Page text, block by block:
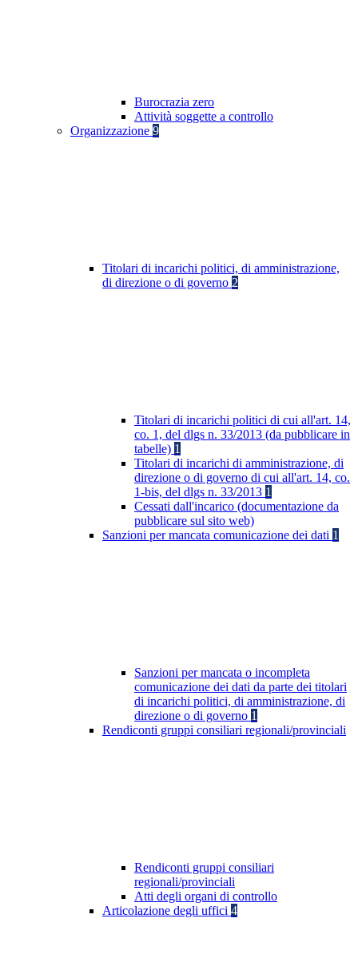
Burocrazia zero
Attività soggette a controllo
Organizzazione 9
Titolari di incarichi politici, di amministrazione,
di direzione o di governo 2
Titolari di incarichi politici di cui all'art. 14,
co. 1, del dlgs n. 33/2013 (da pubblicare in
tabelle) 1
Titolari di incarichi di amministrazione, di
direzione o di governo di cui all'art. 14, co.
1-bis, del dlgs n. 33/2013 1
Cessati dall'incarico (documentazione da
pubblicare sul sito web)
Sanzioni per mancata comunicazione dei dati 1
Sanzioni per mancata o incompleta
comunicazione dei dati da parte dei titolari
di incarichi politici, di amministrazione, di
direzione o di governo 1
Rendiconti gruppi consiliari regionali/provinciali
Rendiconti gruppi consiliari
regionali/provinciali
Atti degli organi di controllo
Articolazione degli uffici 4